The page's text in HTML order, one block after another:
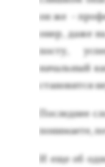
он же -
онер, да­же
пос­ту,
началь­ный
ста­новит­ся
Пос­леднее
по­нима­ете,
И еще об